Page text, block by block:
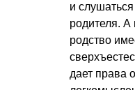
и
родителя. А
родство
дает права